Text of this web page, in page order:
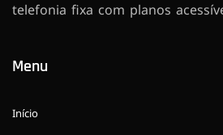
telefonia fixa com planos
Menu
Início